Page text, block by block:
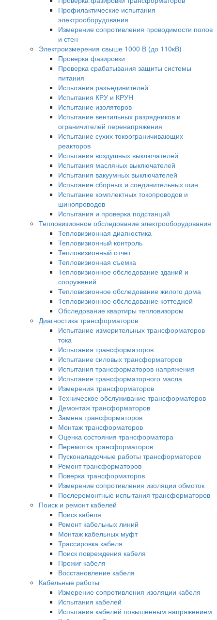
Профилактические испытания
электрооборудования
Измерение сопротивления проводимости полов
и стен
Электроизмерения свыше 1000 В (до 110кВ)
Проверка фазировки
Проверка срабатывания защиты системы
питания
Испытания разъединителей
Испытания КРУ и КРУН
Испытание изоляторов
Испытание вентильных разрядников и
ограничителей перенапряжения
Испытание сухих токоограничивающих
реакторов
Испытания воздушных выключателей
Испытания масляных выключателей
Испытания вакуумных выключателей
Испытание сборных и соединительных шин
Испытание комплектных токопроводов и
шинопроводов
Испытания и проверка подстанций
Тепловизионное обследование электрооборудования
Тепловизионная диагностика
Тепловизионный контроль
Тепловизионный отчет
Тепловизионная съемка
Тепловизионное обследование зданий и
сооружений
Тепловизионное обследование жилого дома
Тепловизионное обследование коттеджей
Обследование квартиры тепловизором
Диагностика трансформаторов
Испытание измерительных трансформаторов
тока
Испытания трансформаторов
Испытание силовых трансформаторов
Испытания трансформаторов напряжения
Испытание трансформаторного масла
Измерения трансформаторов
Техническое обслуживание трансформаторов
Демонтаж трансформаторов
Замена трансформаторов
Монтаж трансформаторов
Оценка состояния трансформатора
Перемотка трансформаторов
Пусконаладочные работы трансформаторов
Ремонт трансформаторов
Поверка трансформаторов
Измерение сопротивления изоляции обмоток
Послеремонтные испытания трансформаторов
Поиск и ремонт кабелей
Поиск кабеля
Ремонт кабельных линий
Монтаж кабельных муфт
Трассировка кабеля
Поиск повреждения кабеля
Прожиг кабеля
Восстановление кабеля
Кабельные работы
Измерение сопротивления изоляции кабеля
Испытания кабелей
Испытания кабелей повышенным напряжением